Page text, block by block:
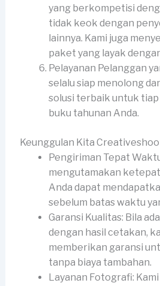
yang berkompetisi
tidak keok dengan
lainnya. Kami juga
paket yang layak
Pelayanan Pelanggan
selalu siap menolong
solusi terbaik untuk
buku tahunan Anda.
Keunggulan Kita
Pengiriman Tepat
mengutamakan
Anda dapat
sebelum batas waktu
Garansi Kualitas: Bila
dengan hasil cetakan,
memberikan garansi
tanpa biaya tambahan.
Layanan Fotografi: